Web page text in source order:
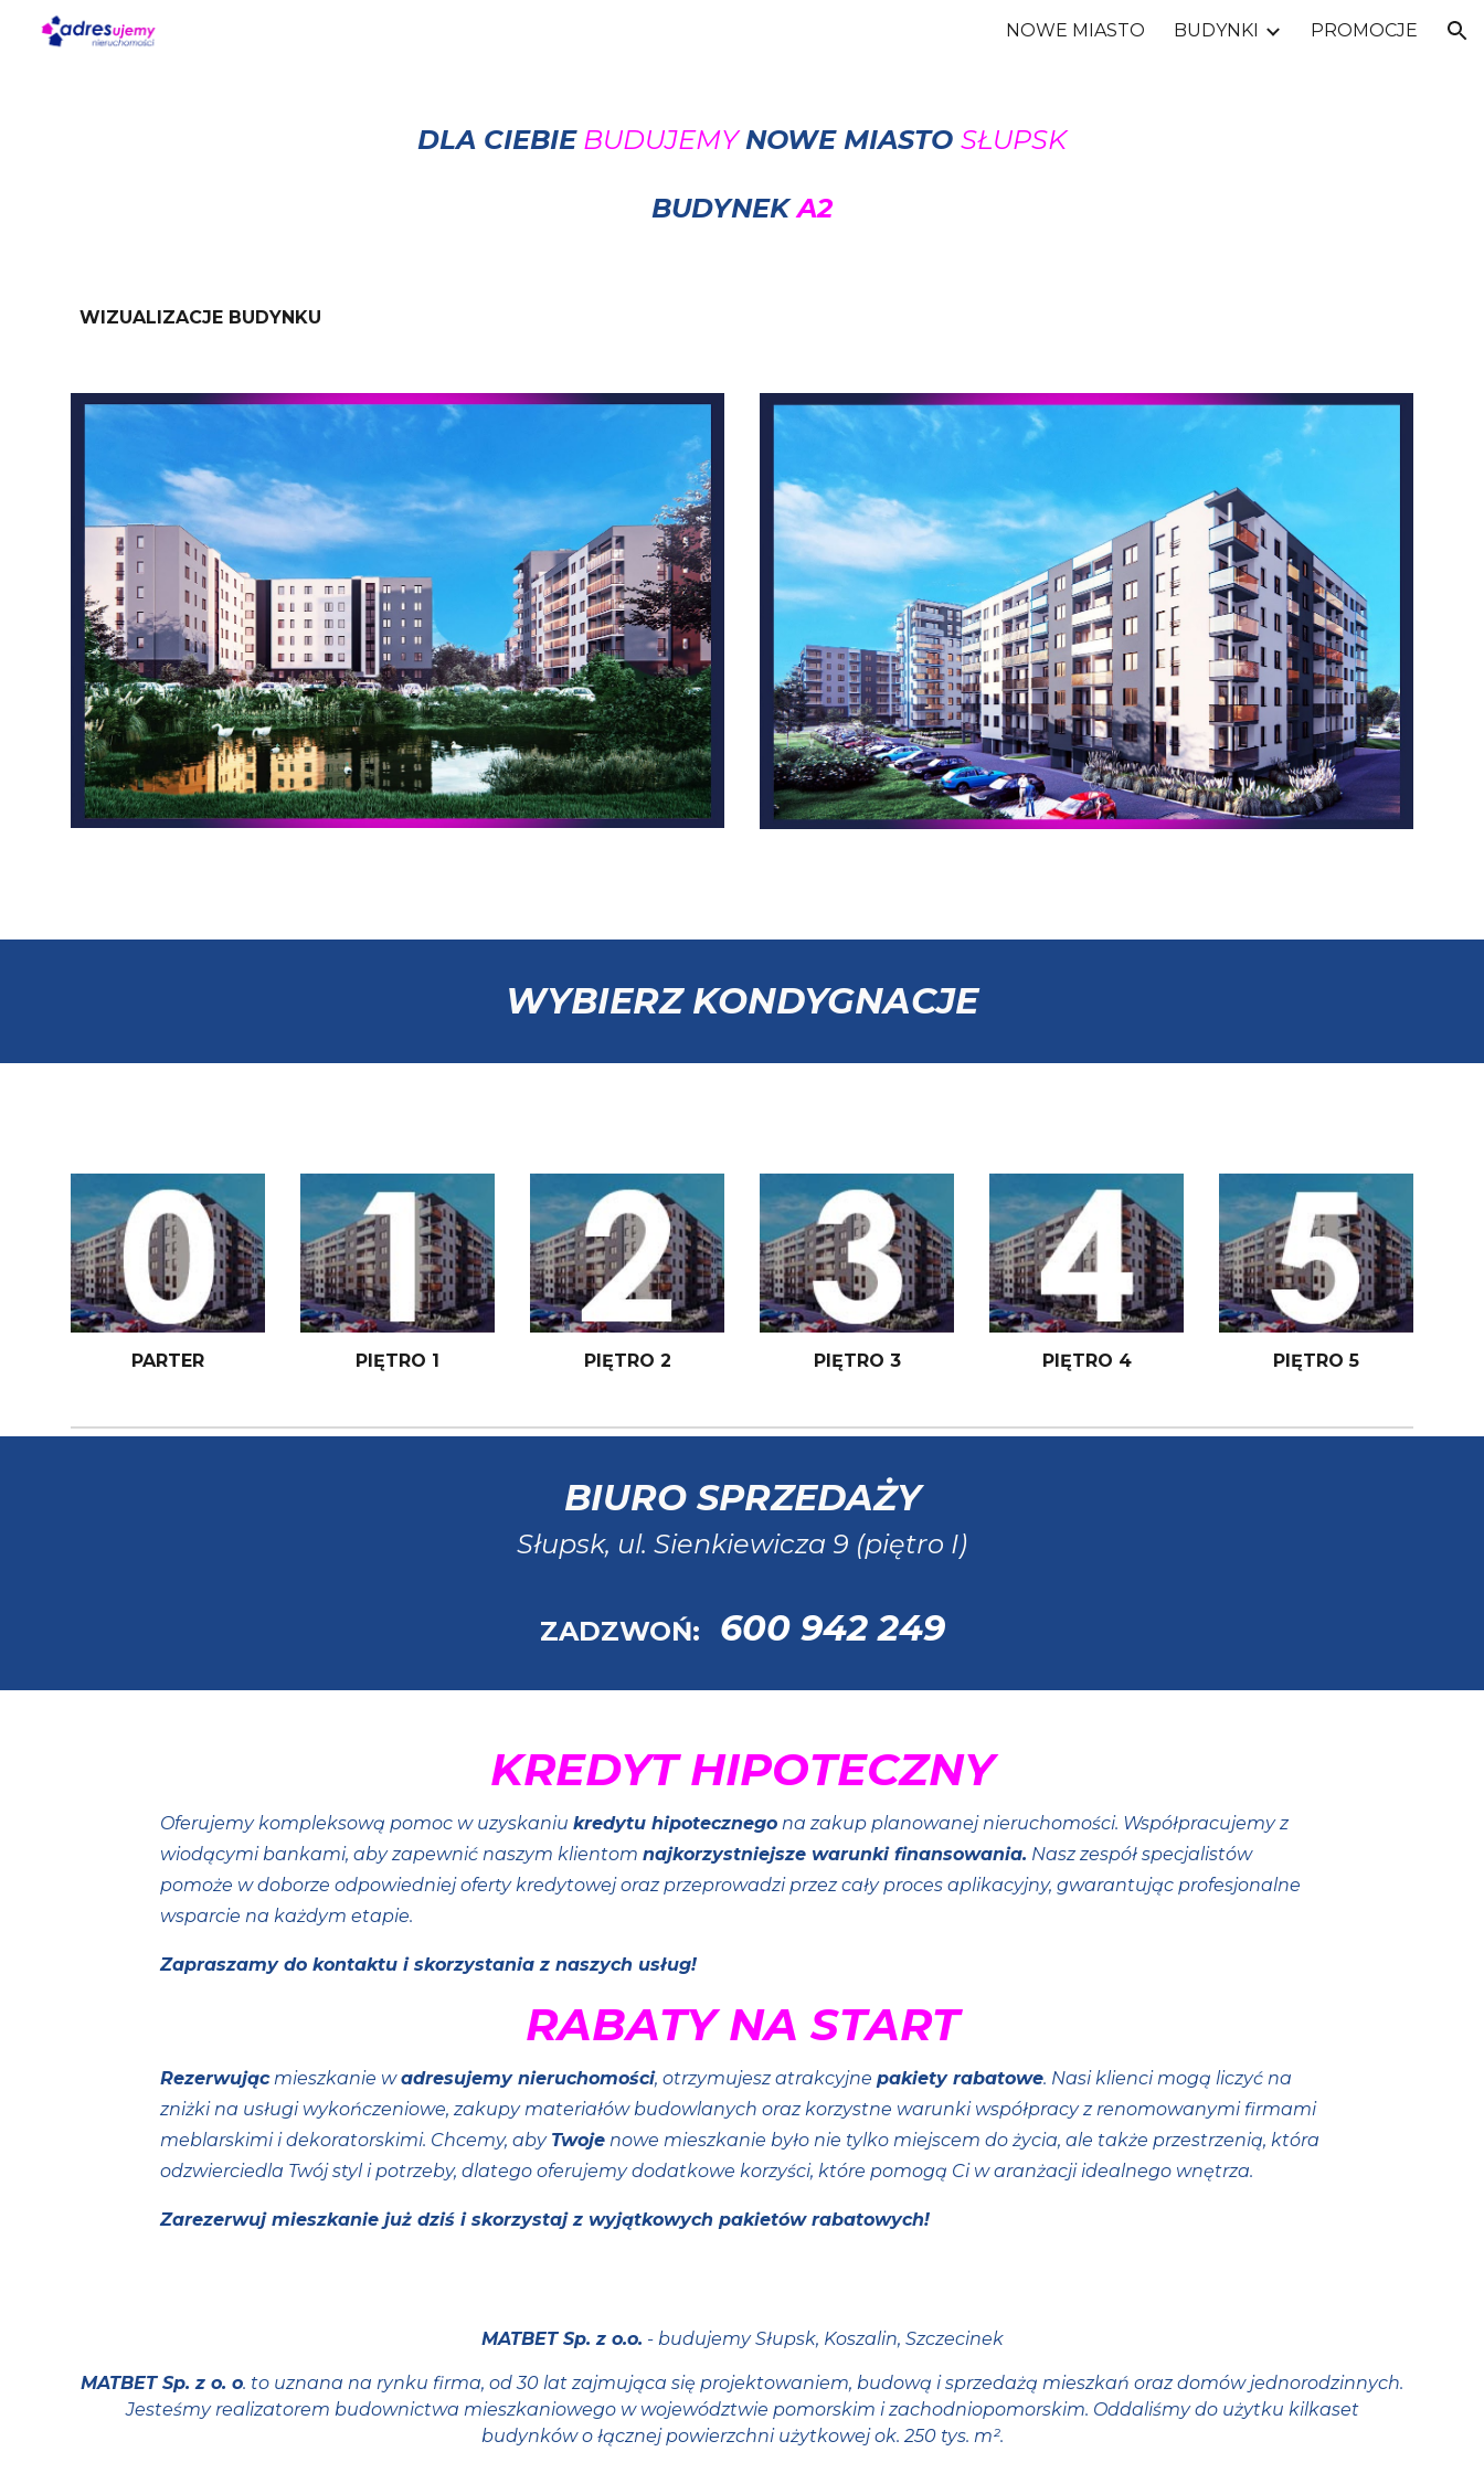
Skip to navigationNOWE MIASTO BUDYNKI PROMOCJE
DLA CIEBIEBUDUJEMYNOWE MIASTO SŁUPSK
BUDYNEKA2
WIZUALIZACJE BUDYNKU
WYBIERZ KONDYGNACJE
PARTER PIĘTRO 1 PIĘTRO 2 PIĘTRO 3 PIĘTRO 4 PIĘTRO 5
BIURO SPRZEDAŻY
Słupsk, ul. Sienkiewicza 9 (piętro I)
ZADZWOŃ: 600 942 249
KREDYT HIPOTECZNY
Oferujemy kompleksową pomoc w uzyskaniu kredytu hipotecznegona zakup planowanej nieruchomości. Współpracujemy z
wiodącymi bankami, aby zapewnić naszym klientom najkorzystniejsze warunki finansowania. Nasz zespół specjalistów
pomoże w doborze odpowiedniej oferty kredytowej oraz przeprowadzi przez cały proces aplikacyjny, gwarantując profesjonalne
wsparcie na każdym etapie.
Zapraszamy do kontaktu i skorzystania z naszych usług!
RABATY NA START
Rezerwującmieszkanie wadresujemy nieruchomości, otrzymujesz atrakcyjne pakiety rabatowe. Nasi klienci mogą liczyć na
zniżki na usługi wykończeniowe, zakupy materiałów budowlanych oraz korzystne warunki współpracy z renomowanymi firmami
meblarskimi i dekoratorskimi. Chcemy, aby Twojenowe mieszkanie było nie tylko miejscem do życia, ale także przestrzenią, która
odzwierciedla Twój styl i potrzeby, dlatego oferujemy dodatkowe korzyści, które pomogą Ci w aranżacji idealnego wnętrza.
Zarezerwuj mieszkanie już dziś i skorzystaj z wyjątkowych pakietów rabatowych!
MATBET Sp. z o.o. - budujemy Słupsk, Koszalin, Szczecinek
MATBET Sp. z o. o. to uznana na rynku firma, od 30 lat zajmująca się projektowaniem, budową i sprzedażą mieszkań oraz domów jednorodzinnych.
Jesteśmy realizatorem budownictwa mieszkaniowego w województwie pomorskim i zachodniopomorskim. Oddaliśmy do użytku kilkaset
budynków o łącznej powierzchni użytkowej ok. 250 tys. m².